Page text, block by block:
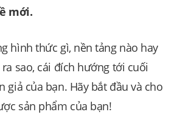
mới.
hình thức gì, nền tảng nào hay
sao, cái đích hướng tới cuối
giả của bạn. Hãy bắt đầu và cho
sản phẩm của bạn!